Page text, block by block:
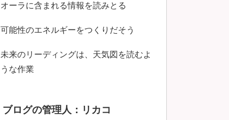
オーラに含まれる情報を読みとる
可能性のエネルギーをつくりだそう
未来のリーディングは、天気図を読むよ
うな作業
ブログの管理人：リカコ